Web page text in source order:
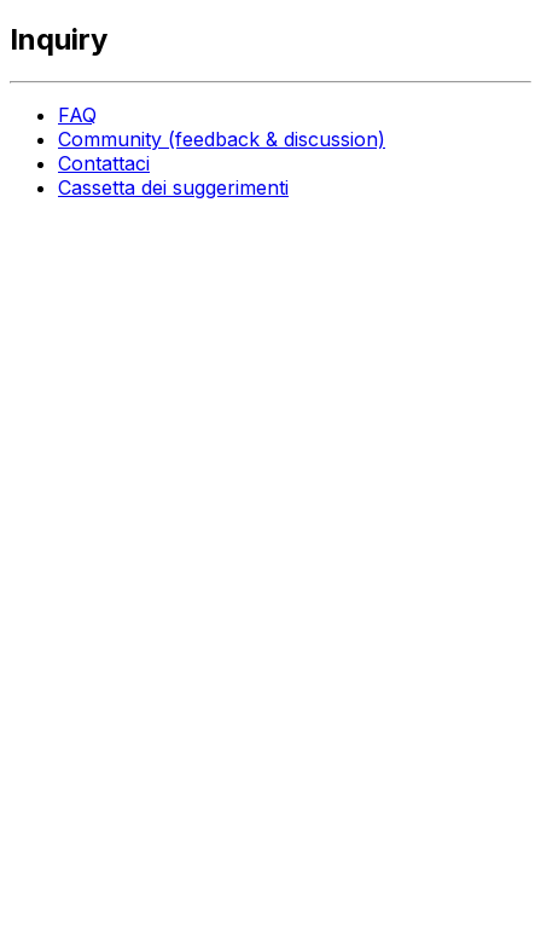
Inquiry
FAQ
Community (feedback & discussion)
Contattaci
Cassetta dei suggerimenti